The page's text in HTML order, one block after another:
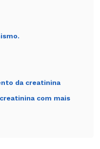
da creatinina
com mais